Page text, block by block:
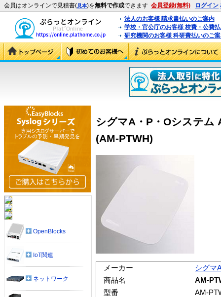
会員はオンラインで見積書(見本)を無料で作成できます 会員登録(無料) ログイン
法人のお客様 請求書払いのご案内
学校・官公庁のお客様 校費・公費
研究機関のお客様 科研費払いのご
シグマA・P・Oシステム
(AM-PTWH)
メーカー
シグマ
商品名
AM-
型番
AM-
OpenBlocks
IoT関連
ネットワーク